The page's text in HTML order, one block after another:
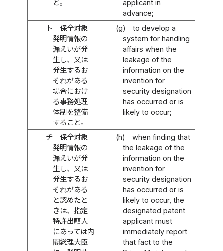
と。
applicant in
advance;
ト
保全対象
発明情報の
漏えいが発
生し、又は
発生するお
それがある
場合におけ
る事務処理
体制を整備
すること。
(g)
to develop a
system for handling
affairs when the
leakage of the
information on the
invention for
security designation
has occurred or is
likely to occur;
チ
保全対象
発明情報の
漏えいが発
生し、又は
発生するお
それがある
と認めたと
きは、指定
特許出願人
にあっては内
閣総理大臣
(h)
when finding that
the leakage of the
information on the
invention for
security designation
has occurred or is
likely to occur, the
designated patent
applicant must
immediately report
that fact to the